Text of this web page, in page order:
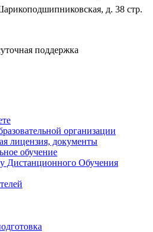
д. 38 стр.
поддержка
организации
лицензия, документы
обучение
Дистанционного Обучения